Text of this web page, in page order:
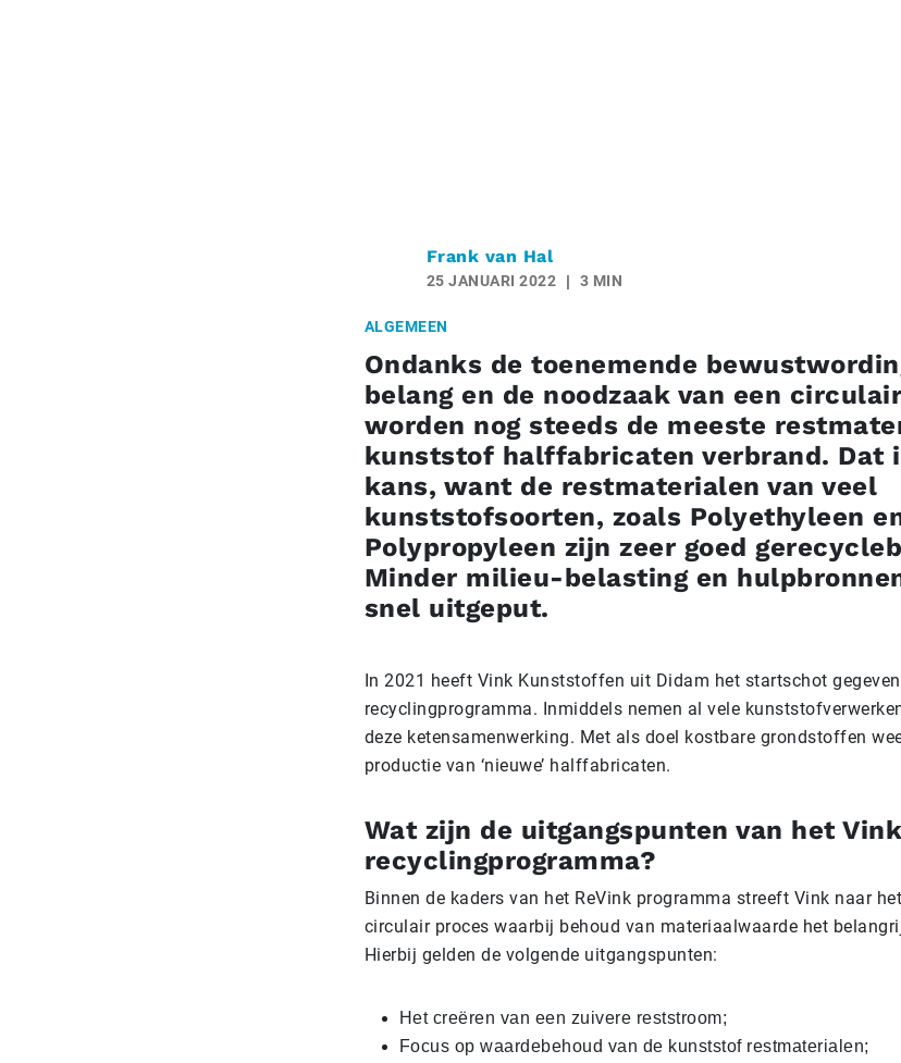
Frank van Hal
25 JANUARI 2022 3 MIN
ALGEMEEN
Ondanks de toenemende
belang en de noodzaak van een
worden nog steeds de meeste
kunststof halffabricaten verbrand. Dat
kans, want de restmaterialen van veel
kunststofsoorten, zoals Polyethyleen
Polypropyleen zijn zeer goed
Minder milieu-belasting en
snel uitgeput.
In 2021 heeft Vink Kunststoffen uit Didam het startschot
recyclingprogramma. Inmiddels nemen al vele
deze ketensamenwerking. Met als doel kostbare grondstoffen
productie van ‘nieuwe’ halffabricaten.
Wat zijn de uitgangspunten van het Vink
recyclingprogramma?
Binnen de kaders van het ReVink programma streeft Vink naar
circulair proces waarbij behoud van materiaalwaarde het
Hierbij gelden de volgende uitgangspunten:
Het creëren van een zuivere reststroom;
Focus op waardebehoud van de kunststof restmaterialen;